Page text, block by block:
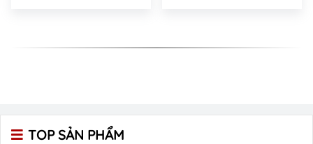
TOP SẢN PHẨM